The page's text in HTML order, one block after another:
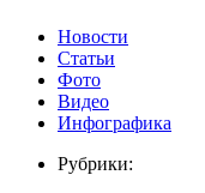
Новости
Статьи
Фото
Видео
Инфографика
Рубрики: